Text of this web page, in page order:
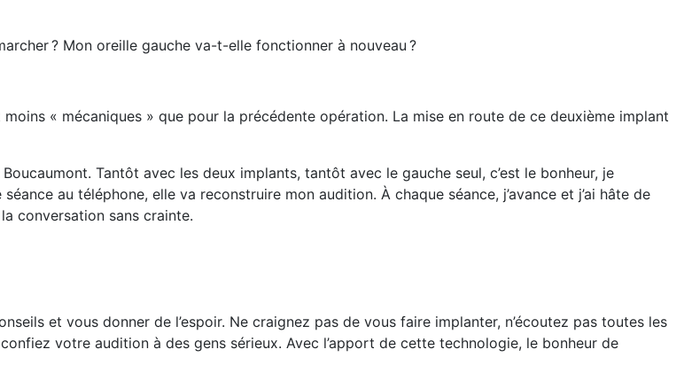
? Mon oreille gauche va-t-elle fonctionner à nouveau ?
« mécaniques » que pour la précédente opération. La mise en route de ce deuxième implant
Tantôt avec les deux implants, tantôt avec le gauche seul, c’est le bonheur, je
au téléphone, elle va reconstruire mon audition. À chaque séance, j’avance et j’ai hâte de
conversation sans crainte.
et vous donner de l’espoir. Ne craignez pas de vous faire implanter, n’écoutez pas toutes les
votre audition à des gens sérieux. Avec l’apport de cette technologie, le bonheur de